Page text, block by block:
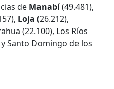
de Manabí(49.481),
Loja(26.212),
(22.100), Los Ríos
Santo Domingo de los